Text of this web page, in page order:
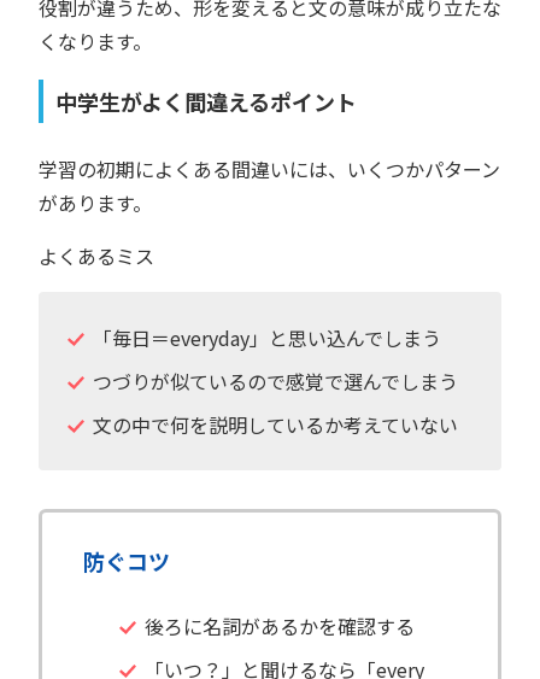
役割が違うため、形を変えると文の意味が成り立たな
くなります。
中学生がよく間違えるポイント
学習の初期によくある間違いには、いくつかパターン
があります。
よくあるミス
「毎日＝everyday」と思い込んでしまう
つづりが似ているので感覚で選んでしまう
文の中で何を説明しているか考えていない
防ぐコツ
後ろに名詞があるかを確認する
「いつ？」と聞けるなら「every